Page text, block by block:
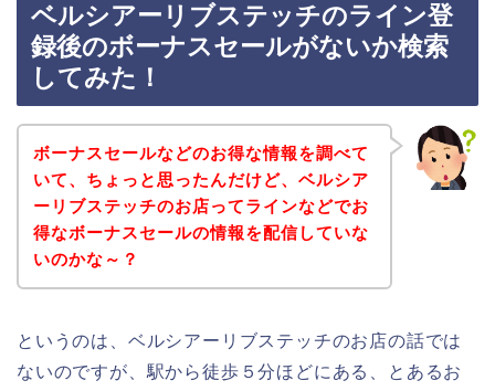
ベルシアーリブステッチのライン登
録後のボーナスセールがないか検索
してみた！
ボーナスセールなどのお得な情報を調べて
いて、ちょっと思ったんだけど、ベルシア
ーリブステッチのお店ってラインなどでお
得なボーナスセールの情報を配信していな
いのかな～？
というのは、ベルシアーリブステッチのお店の話では
ないのですが、駅から徒歩５分ほどにある、とあるお